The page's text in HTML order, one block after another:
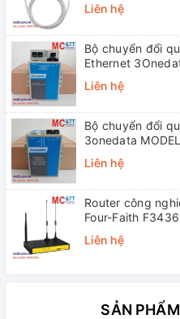
Liên hệ
Bộ chuyển đổi
Ethernet
Liên hệ
Bộ chuyển đổi
3onedata
Liên hệ
Router công
Four-Faith F3436
Liên hệ
SẢN